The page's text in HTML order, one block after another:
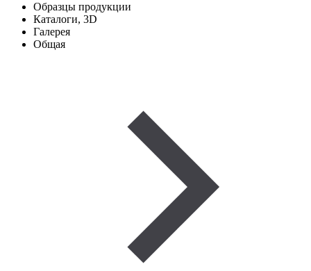
Образцы продукции
Каталоги, 3D
Галерея
Общая